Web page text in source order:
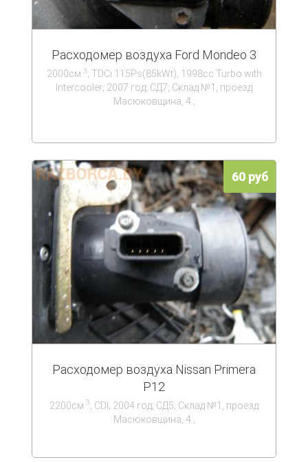
Расходомер воздуха Ford Mondeo 3
2000см 3; TDCi 115Ps(85kWt); 1998cc Turbo with
Intercooler; 2007 год; СД7; Склад №1, проезд
Масюковщина, 4.;
60 руб
Расходомер воздуха Nissan Primera
P12
2200см 3; CDI; 2004 год; СД5; Склад №1, проезд
Масюковщина, 4.;